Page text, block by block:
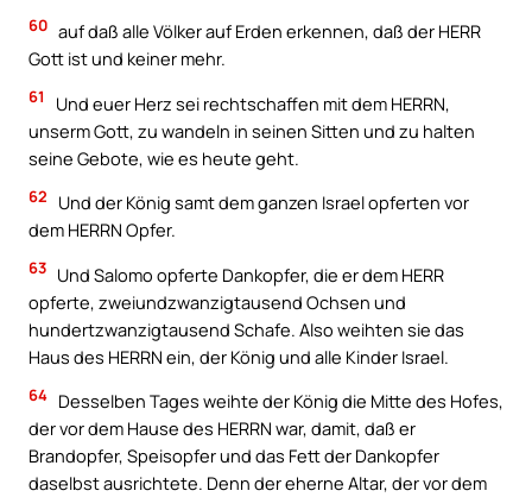
60 auf daß alle Völker auf Erden erkennen, daß der HERR
Gott ist und keiner mehr.
61
Und euer Herz sei rechtschaffen mit dem HERRN,
unserm Gott, zu wandeln in seinen Sitten und zu halten
seine Gebote, wie es heute geht.
62
Und der König samt dem ganzen Israel opferten vor
dem HERRN Opfer.
63 Und Salomo opferte Dankopfer, die er dem HERR
opferte, zweiundzwanzigtausend Ochsen und
hundertzwanzigtausend Schafe. Also weihten sie das
Haus des HERRN ein, der König und alle Kinder Israel.
64 Desselben Tages weihte der König die Mitte des Hofes,
der vor dem Hause des HERRN war, damit, daß er
Brandopfer, Speisopfer und das Fett der Dankopfer
daselbst ausrichtete. Denn der eherne Altar, der vor dem